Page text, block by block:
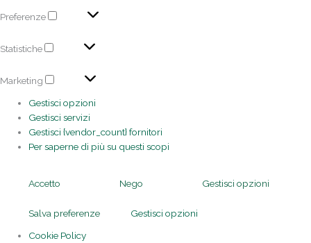
Preferenze
Statistiche
Marketing
Gestisci opzioni
Gestisci servizi
Gestisci {vendor_count} fornitori
Per saperne di più su questi scopi
Accetto Nego Gestisci opzioni
Salva preferenze
Gestisci opzioni
Cookie Policy